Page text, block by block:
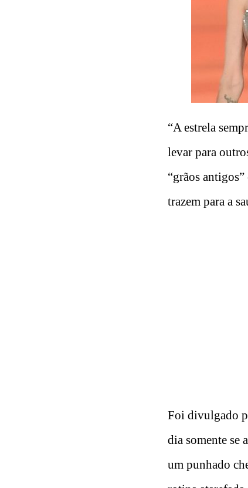
“A estrela
levar para
“grãos
trazem para a
Foi divulgado
dia somente se
um punhado